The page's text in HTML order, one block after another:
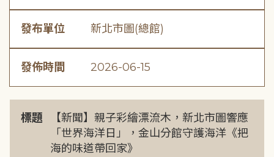
發布單位 新北市圖(總館)
發佈時間 2026-06-15
標題
【新聞】親子彩繪漂流木，新北市圖響應
「世界海洋日」，金山分館守護海洋《把
海的味道帶回家》